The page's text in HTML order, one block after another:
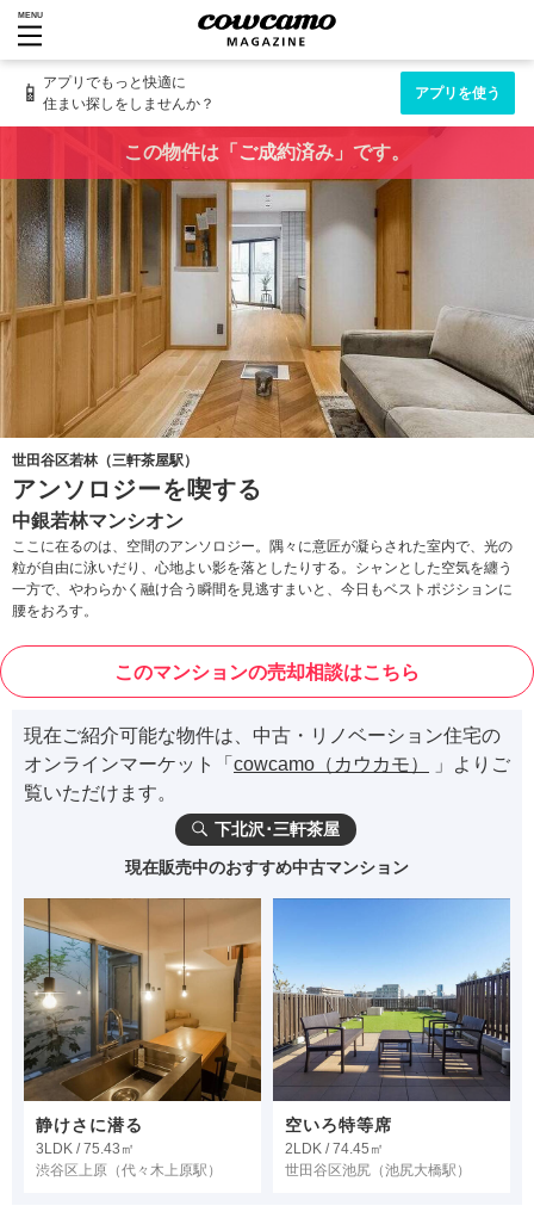
MENU
📱 アプリでもっと快適に
住まい探しをしませんか？
アプリを使う
この物件は「ご成約済み」です。
世田谷区若林（三軒茶屋駅）
アンソロジーを喫する
中銀若林マンシオン
ここに在るのは、空間のアンソロジー。隅々に意匠が凝らされた室内で、光の
粒が自由に泳いだり、心地よい影を落としたりする。シャンとした空気を纏う
一方で、やわらかく融け合う瞬間を見逃すまいと、今日もベストポジションに
腰をおろす。
このマンションの売却相談はこちら
現在ご紹介可能な物件は、中古・リノベーション住宅の
オンラインマーケット「 cowcamo（カウカモ）
」よりご
覧いただけます。
下北沢･三軒茶屋
現在販売中のおすすめ中古マンション
静けさに潜る
3LDK / 75.43㎡
渋谷区上原 （代々木上原駅）
空いろ特等席
2LDK / 74.45㎡
世田谷区池尻 （池尻大橋駅）